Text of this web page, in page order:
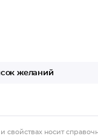
желаний
носит